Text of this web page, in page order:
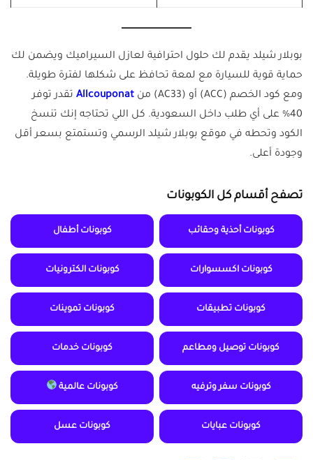
بوبلار شيلد يقدم لك حلول احترافية لعازل السيراميك ويضمن لك
حماية قوية للسيارة مع لمعة تحافظ على شكلها لفترة طويلة.
ومع كود الخصم (ACC) أو (AC33) من
Allcouponat تقدر توفر
40% على أي طلب داخل السعودية. كل اللي تحتاجه إنك تنسخ
الكود وتحطه في موقع بوبلار شيلد الرسمي وتستمتع بسعر أقل
وجودة أعلى.
تصفح أقسام كل الكوبونات
كوبونات أحذية وحقائب كوبونات أطفال
كوبونات اكسسوارات كوبونات الكترونيات
كوبونات تطبيقات كوبونات تموينات
كوبونات توصيل ومطاعم كوبونات خدمات
كوبونات سفر وترفيه كوبونات عالمية
كوبونات عبايات كوبونات عسل